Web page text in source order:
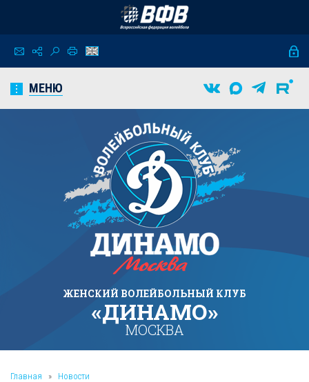
МЕНЮ
ЖЕНСКИЙ ВОЛЕЙБОЛЬНЫЙ КЛУБ
«ДИНАМО»
МОСКВА
Главная » Новости